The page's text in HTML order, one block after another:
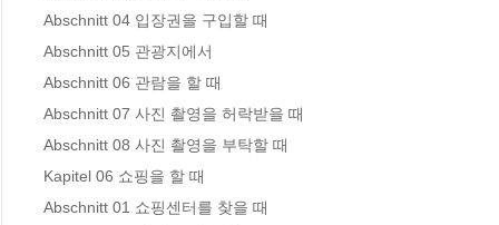
Abschnitt 04 입장권을 구입할 때
Abschnitt 05 관광지에서
Abschnitt 06 관람을 할 때
Abschnitt 07 사진 촬영을 허락받을 때
Abschnitt 08 사진 촬영을 부탁할 때
Kapitel 06 쇼핑을 할 때
Abschnitt 01 쇼핑센터를 찾을 때